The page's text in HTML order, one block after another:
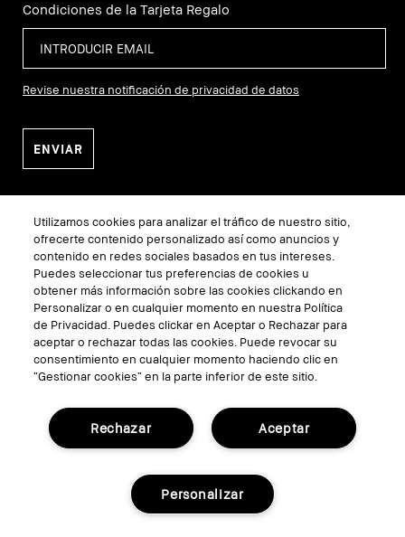
Condiciones de la Tarjeta Regalo
Revise nuestra notificación de privacidad de datos
Bobbi Brown Club
Mi Cuenta
Localizar mi pedido
Bobbi Brown Pro
Localizador de Tiendas
Consultas Virtuales
SÍGUENOS
Utilizamos cookies para analizar el tráfico de nuestro sitio,
ofrecerte contenido personalizado así como anuncios y
contenido en redes sociales basados en tus intereses.
Puedes seleccionar tus preferencias de cookies u
obtener más información sobre las cookies clickando en
Personalizar o en cualquier momento en nuestra Política
de Privacidad. Puedes clickar en Aceptar o Rechazar para
aceptar o rechazar todas las cookies. Puede revocar su
consentimiento en cualquier momento haciendo clic en
“Gestionar cookies” en la parte inferior de este sitio.
Aceptar
Rechazar
Personalizar